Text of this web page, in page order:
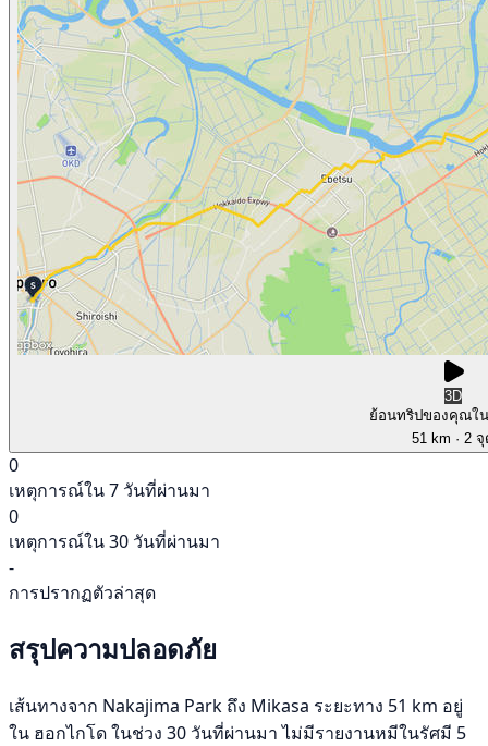
3D
ย้อนทริปของคุณใ
51 km · 2
0
เหตุการณ์ใน 7 วันที่ผ่านมา
0
เหตุการณ์ใน 30 วันที่ผ่านมา
-
การปรากฏตัวล่าสุด
สรุปความปลอดภัย
เส้นทางจาก Nakajima Park ถึง Mikasa ระยะทาง 51 km อยู่
ใน ฮอกไกโด ในช่วง 30 วันที่ผ่านมา ไม่มีรายงานหมีในรัศมี 5